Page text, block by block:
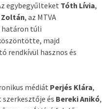
egybegyűlteket Tóth Lívia,
Zoltán, az MTVA
határon túli
majd
rendkívül hasznos és
médiát Perjés Klára,
szerkesztője és Bereki Anikó,